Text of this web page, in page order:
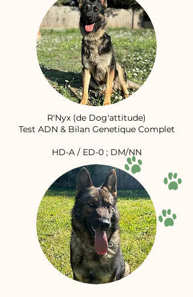
R'Nyx (de Dog'attitude)
Test ADN & Bilan Genetique Complet
HD-A / ED-0 ; DM/NN